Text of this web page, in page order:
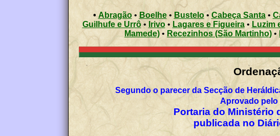
• Abragão• Boelhe• Bustelo• Cabeça Santa•
Guilhufe e Urrô• Irivo• Lagares e Figueira• Luzim
Mamede) • Recezinhos (São Martinho) •
Segundo o parecer da Secção de
Aprovado pelo
Portaria do Ministério
publicada no